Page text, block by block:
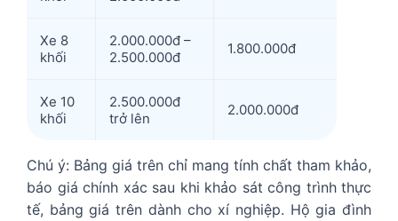
Xe 8
khối
2.000.000đ –
2.500.000đ
1.800.000đ
Xe 10
khối
2.500.000đ
trở lên
2.000.000đ
Chú ý: Bảng giá trên chỉ mang tính chất tham khảo,
báo giá chính xác sau khi khảo sát công trình thực
tế, bảng giá trên dành cho xí nghiệp. Hộ gia đình